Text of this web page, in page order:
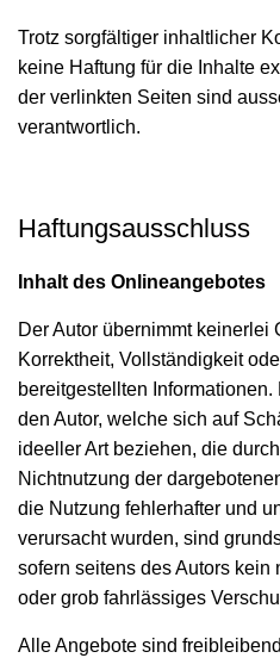
Trotz sorgfältiger inhaltlicher
keine Haftung für die Inhalte
der verlinkten Seiten sind
verantwortlich.
Haftungsausschluss
Inhalt des Onlineangebotes
Der Autor übernimmt keinerlei
Korrektheit, Vollständigkeit
bereitgestellten
den Autor, welche sich auf
ideeller Art beziehen, die
Nichtnutzung der
die Nutzung fehlerhafter und
verursacht wurden, sind
sofern seitens des Autors
oder grob fahrlässiges
Alle Angebote sind